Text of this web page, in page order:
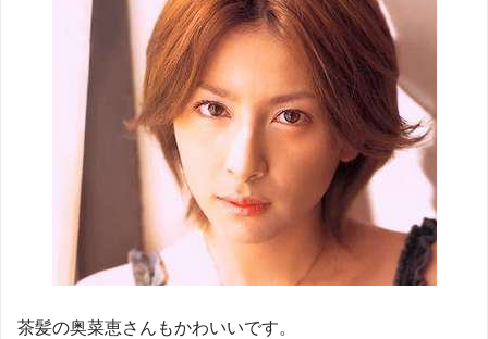
茶髪の奥菜恵さんもかわいいです。